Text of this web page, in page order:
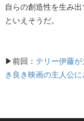
自らの創造性を生み
といえそうだ。
▶前回： テリー伊藤
き良き映画の主人公